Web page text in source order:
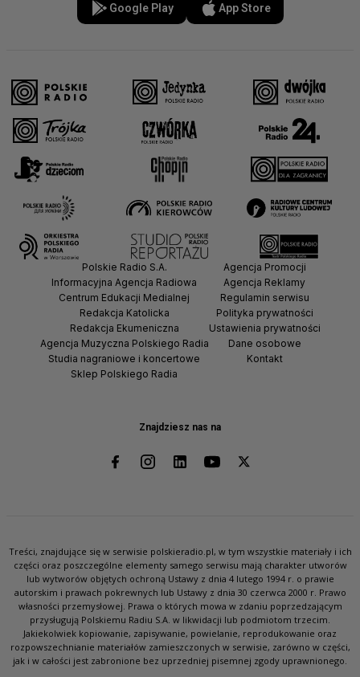
Google Play App Store
Znajdziesz nas na
Polskie Radio S.A.
Informacyjna Agencja Radiowa
Centrum Edukacji Medialnej
Redakcja Katolicka
Redakcja Ekumeniczna
Agencja Muzyczna Polskiego Radia
Studia nagraniowe i koncertowe
Sklep Polskiego Radia
Agencja Promocji
Agencja Reklamy
Regulamin serwisu
Polityka prywatności
Ustawienia prywatności
Dane osobowe
Kontakt
Treści, znajdujące się w serwisie polskieradio.pl, w tym wszystkie materiały i ich
części oraz poszczególne elementy samego serwisu mają charakter utworów
lub wytworów objętych ochroną Ustawy z dnia 4 lutego 1994 r. o prawie
autorskim i prawach pokrewnych lub Ustawy z dnia 30 czerwca 2000 r. Prawo
własności przemysłowej. Prawa o których mowa w zdaniu poprzedzającym
przysługują Polskiemu Radiu S.A. w likwidacji lub podmiotom trzecim.
Jakiekolwiek kopiowanie, zapisywanie, powielanie, reprodukowanie oraz
rozpowszechnianie materiałów zamieszczonych w serwisie, zarówno w części,
jak i w całości jest zabronione bez uprzedniej pisemnej zgody uprawnionego.